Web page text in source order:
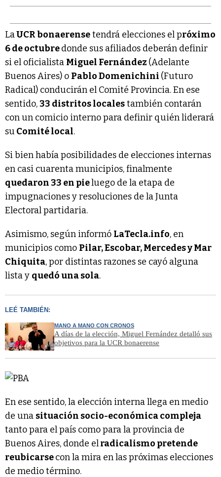
LaUCR bonaerensetendrá elecciones el próximo
6 de octubredonde sus afiliados deberán definir
si el oficialista Miguel Fernández (Adelante
Buenos Aires) o Pablo Domenichini (Futuro
Radical) conducirán el Comité Provincia. En ese
sentido,33 distritos localestambién contarán
con un comicio interno para definir quién liderará
su Comité local.
Si bien había posibilidades de elecciones internas
en casi cuarenta municipios, finalmente
quedaron 33 en pieluego de la etapa de
impugnaciones y resoluciones de la Junta
Electoral partidaria.
Asimismo, según informó LaTecla.info, en
municipios como Pilar, Escobar, Mercedes y Mar
Chiquita, por distintas razones se cayó alguna
lista y quedó una sola.
LEÉ TAMBIÉN:
MANO A MANO CON CRONOS
A días de la elección, Miguel Fernández detalló sus
objetivos para la UCR bonaerense
En ese sentido, la elección interna llega en medio
de una situación socio-económica compleja
tanto para el país como para la provincia de
Buenos Aires, donde elradicalismo pretende
reubicarsecon la mira en las próximas elecciones
de medio término.